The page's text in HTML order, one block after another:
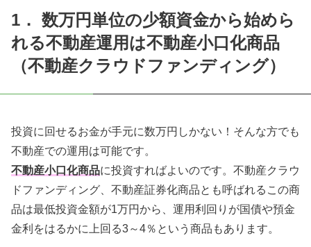
1． 数万円単位の少額資金から始めら
れる不動産運用は不動産小口化商品
（不動産クラウドファンディング）
投資に回せるお金が手元に数万円しかない！そんな方でも
不動産での運用は可能です。
不動産小口化商品に投資すればよいのです。不動産クラウ
ドファンディング、不動産証券化商品とも呼ばれるこの商
品は最低投資金額が1万円から、運用利回りが国債や預金
金利をはるかに上回る3～4％という商品もあります。